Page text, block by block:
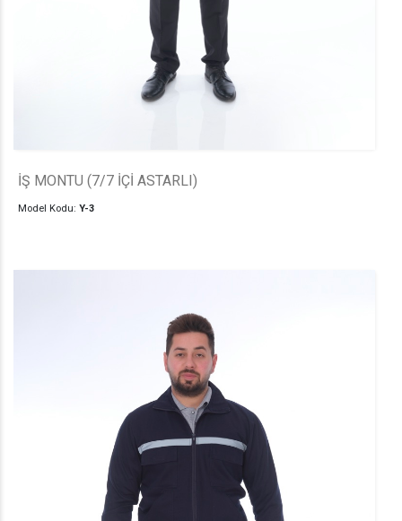
İŞ MONTU (7/7 İÇİ ASTARLI)
Model Kodu: Y-3